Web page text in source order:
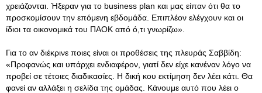
χρειάζονται. Ήξεραν για το business plan και μας είπαν ότι θα το
προσκομίσουν την επόμενη εβδομάδα. Επιπλέον ελέγχουν και οι
ίδιοι τα οικονομικά του ΠΑΟΚ από ό,τι γνωρίζω».
Για το αν διέκρινε ποιες είναι οι προθέσεις της πλευράς Σαββίδη:
«Προφανώς και υπάρχει ενδιαφέρον, γιατί δεν είχε κανέναν λόγο να
προβεί σε τέτοιες διαδικασίες. Η δική κου εκτίμηση δεν λέει κάτι. Θα
φανεί αν αλλάξει η σελίδα της ομάδας. Κάνουμε αυτό που λέει ο